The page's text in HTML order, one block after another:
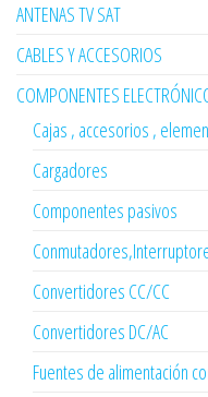
ANTENAS TV SAT
CABLES Y ACCESORIOS
COMPONENTES
Cajas , accesorios ,
Cargadores
Componentes pasivos
Convertidores CC/CC
Convertidores DC/AC
Fuentes de alimentación